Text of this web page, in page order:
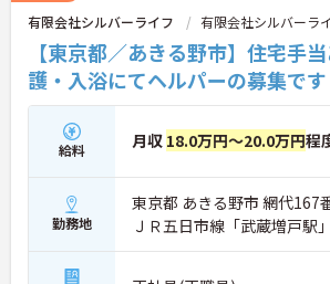
有限会社シルバーライフ 有限会社シルバーラ
【東京都／あきる野市】住宅手
護・入浴にてヘルパーの募集です
給料 月収 18.0万円～20.0万円程
勤務地
東京都 あきる野市 網代167
ＪＲ五日市線「武蔵増戸駅